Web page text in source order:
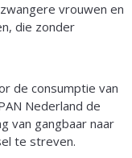
vrouwen en
die zonder
de consumptie van
Nederland de
van gangbaar naar
te streven.